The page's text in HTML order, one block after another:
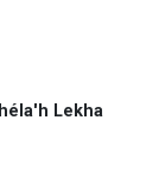
Lekha